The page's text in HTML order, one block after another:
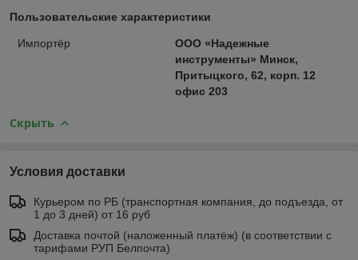
Пользовательские характеристики
Импортёр
ООО «Надежные
инструменты» Минск,
Притыцкого, 62, корп. 12
офис 203
Скрыть
Условия доставки
Курьером по РБ (транспортная компания, до подъезда, от
1 до 3 дней) от 16 руб
Доставка почтой (наложенный платёж) (в соответствии с
тарифами РУП Белпочта)